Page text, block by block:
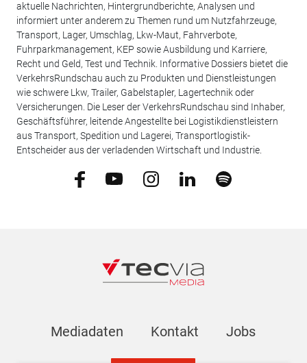
aktuelle Nachrichten, Hintergrundberichte, Analysen und
informiert unter anderem zu Themen rund um Nutzfahrzeuge,
Transport, Lager, Umschlag, Lkw-Maut, Fahrverbote,
Fuhrparkmanagement, KEP sowie Ausbildung und Karriere,
Recht und Geld, Test und Technik. Informative Dossiers bietet die
VerkehrsRundschau auch zu Produkten und Dienstleistungen
wie schwere Lkw, Trailer, Gabelstapler, Lagertechnik oder
Versicherungen. Die Leser der VerkehrsRundschau sind Inhaber,
Geschäftsführer, leitende Angestellte bei Logistikdienstleistern
aus Transport, Spedition und Lagerei, Transportlogistik-
Entscheider aus der verladenden Wirtschaft und Industrie.
Mediadaten Kontakt Jobs